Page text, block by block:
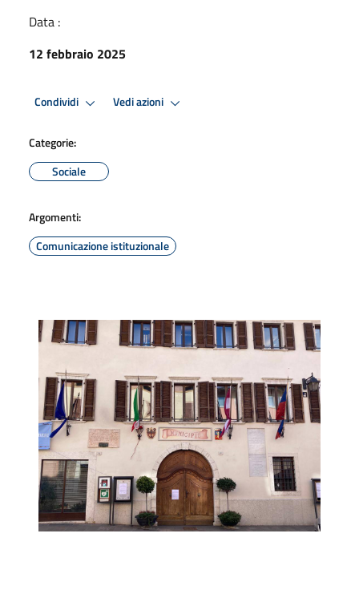
Data :
12 febbraio 2025
Condividi Vedi azioni
Categorie:
Sociale
Argomenti:
Comunicazione istituzionale